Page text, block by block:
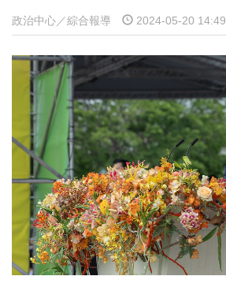
政治中心／綜合報導 2024-05-20 14:49